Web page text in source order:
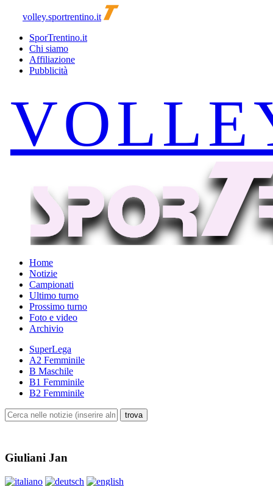
volley.sportrentino.it
SporTrentino.it
Chi siamo
Affiliazione
Pubblicità
Home
Notizie
Campionati
Ultimo turno
Prossimo turno
Foto e video
Archivio
SuperLega
A2 Femminile
B Maschile
B1 Femminile
B2 Femminile
Giuliani Jan